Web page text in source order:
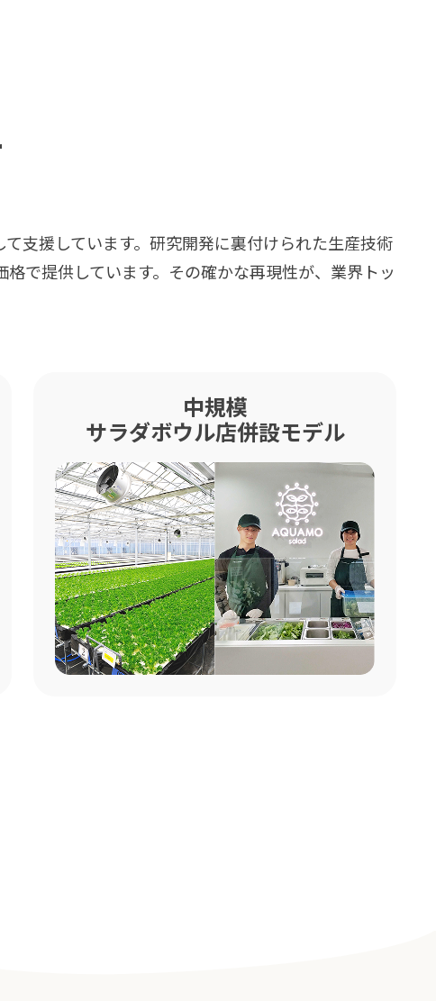
支援しています。研究開発に裏付けられた生産技術
で提供しています。その確かな再現性が、業界トッ
中規模
サラダボウル店併設モデル